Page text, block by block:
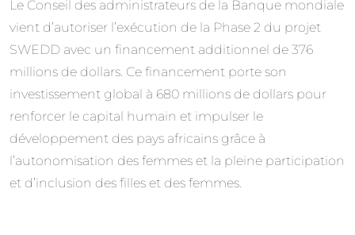
Le Conseil des administrateurs de la Banque mondiale
vient d’autoriser l’exécution de la Phase 2 du projet
SWEDD avec un financement additionnel de 376
millions de dollars. Ce financement porte son
investissement global à 680 millions de dollars pour
renforcer le capital humain et impulser le
développement des pays africains grâce à
l’autonomisation des femmes et la pleine participation
et d’inclusion des filles et des femmes.